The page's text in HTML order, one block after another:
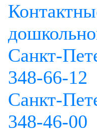
Санкт-
348-66-12
Санкт-
348-46-00